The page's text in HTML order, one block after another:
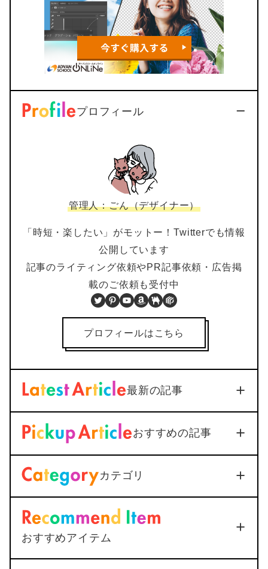
プロフィール
管理人：ごん（デザイナー）
「時短・楽したい」がモットー！Twitterでも情報
公開しています
記事のライティング依頼やPR記事依頼・広告掲
載のご依頼も受付中
Twitter
Pinterest
YouTube
Amazon
BOOTH
PIXTA
プロフィールはこちら
最新の記事
録音を標準機能で活用｜設定
イルが.datになってしまう
<AutoCAD>マルチ引出線の
おすすめの記事
Download
カテゴリ
おすすめアイテム